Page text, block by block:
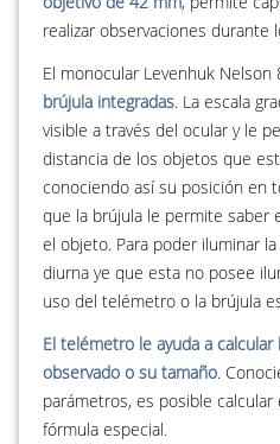
realizar observaciones durante
El monocular Levenhuk
brújula integradas. La escala
visible a través del ocular y le
distancia de los objetos que
conociendo así su posición en
que la brújula le permite saber
el objeto. Para poder iluminar
diurna ye que esta no posee
uso del telémetro o la brújula
El telémetro le ayuda a
observado o su tamaño.
parámetros, es posible
fórmula especial.